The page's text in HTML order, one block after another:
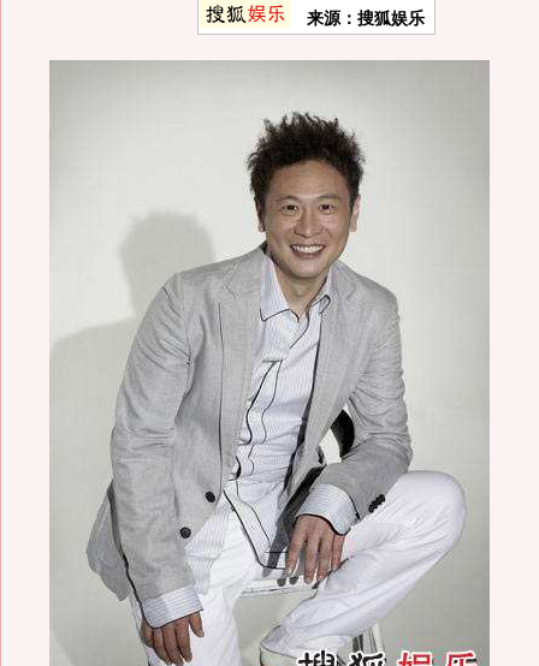
来源：搜狐娱乐